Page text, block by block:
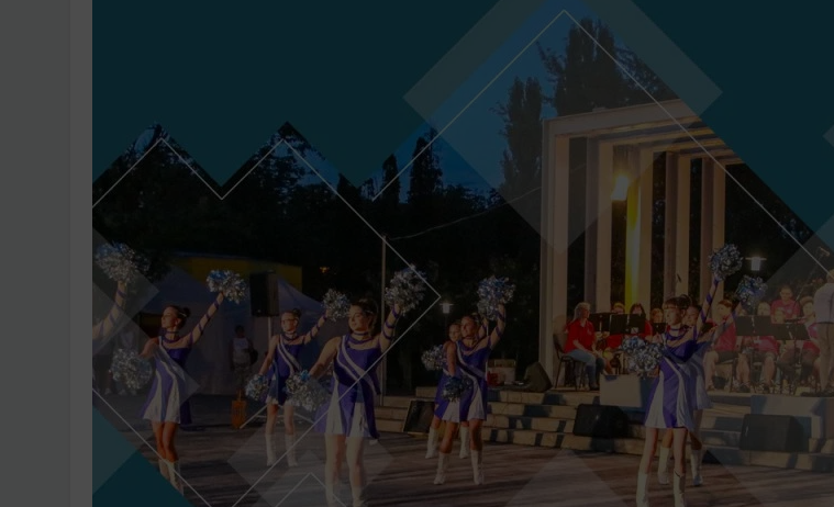
Ingatlanpiaci szakértők szerint akár 5 százalékkal is nőhetnek a bérleti
Munkácsy nem Krisztust szépítette
Ahol
Amikor a Tetris
Létezik
Karinthy Frigyes: a zseni, aki
Ki
Az
Az ördög még mindig Pradát visel. De
Móricz Zsigmond: falusi
Mindenki a világot akarja uralni – de nem